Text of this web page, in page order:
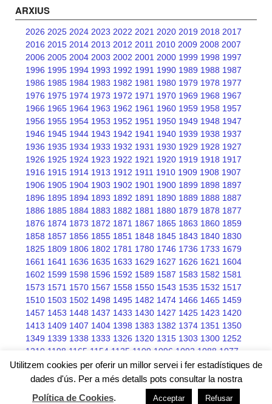
ARXIUS
2026 2025 2024 2023 2022 2021 2020 2019 2018 2017
2016 2015 2014 2013 2012 2011 2010 2009 2008 2007
2006 2005 2004 2003 2002 2001 2000 1999 1998 1997
1996 1995 1994 1993 1992 1991 1990 1989 1988 1987
1986 1985 1984 1983 1982 1981 1980 1979 1978 1977
1976 1975 1974 1973 1972 1971 1970 1969 1968 1967
1966 1965 1964 1963 1962 1961 1960 1959 1958 1957
1956 1955 1954 1953 1952 1951 1950 1949 1948 1947
1946 1945 1944 1943 1942 1941 1940 1939 1938 1937
1936 1935 1934 1933 1932 1931 1930 1929 1928 1927
1926 1925 1924 1923 1922 1921 1920 1919 1918 1917
1916 1915 1914 1913 1912 1911 1910 1909 1908 1907
1906 1905 1904 1903 1902 1901 1900 1899 1898 1897
1896 1895 1894 1893 1892 1891 1890 1889 1888 1887
1886 1885 1884 1883 1882 1881 1880 1879 1878 1877
1876 1874 1873 1872 1871 1867 1865 1863 1860 1859
1858 1857 1856 1855 1851 1848 1845 1843 1840 1830
1825 1809 1806 1802 1781 1780 1746 1736 1733 1679
1661 1641 1636 1635 1633 1629 1627 1626 1621 1604
1602 1599 1598 1596 1592 1589 1587 1583 1582 1581
1573 1571 1570 1567 1558 1550 1543 1535 1532 1517
1510 1503 1502 1498 1495 1482 1474 1466 1465 1459
1457 1453 1448 1437 1433 1430 1427 1425 1423 1420
1413 1409 1407 1404 1398 1383 1382 1374 1351 1350
1349 1339 1338 1333 1326 1320 1315 1303 1300 1252
1210 1198 1165 1154 1125 1109 1096 1092 1088 1077
1076 1075 1068 1066 1045
Free wordpress themes
Utilitzem cookies per oferir un millor servei i fer estadístiques de
dades d'ús. Per a més detalls pots consultar la nostra
Política de Cookies. Acceptar Refusar